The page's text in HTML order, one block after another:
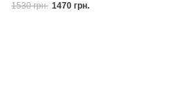
1530 грн. 1470 грн.